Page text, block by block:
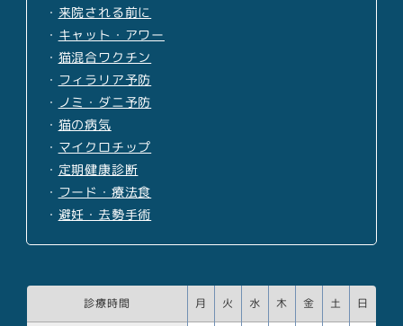
・ 来院される前に
・ キャット・アワー
・ 猫混合ワクチン
・ フィラリア予防
・ ノミ・ダニ予防
・ 猫の病気
・ マイクロチップ
・ 定期健康診断
・ フード・療法食
・ 避妊・去勢手術
診療時間 月 火 水 木 金 土 日